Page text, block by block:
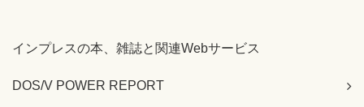
インプレスの本、雑誌と関連Webサービス
DOS/V POWER REPORT